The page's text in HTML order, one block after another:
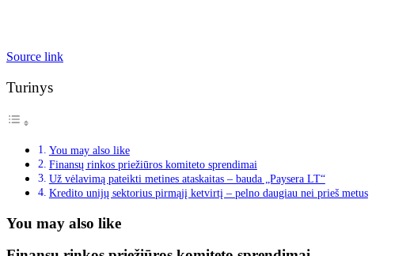
Source link
Turinys
You may also like
Finansų rinkos priežiūros komiteto sprendimai
Už vėlavimą pateikti metines ataskaitas – bauda „Paysera LT“
Kredito unijų sektorius pirmąjį ketvirtį – pelno daugiau nei prieš metus
You may also like